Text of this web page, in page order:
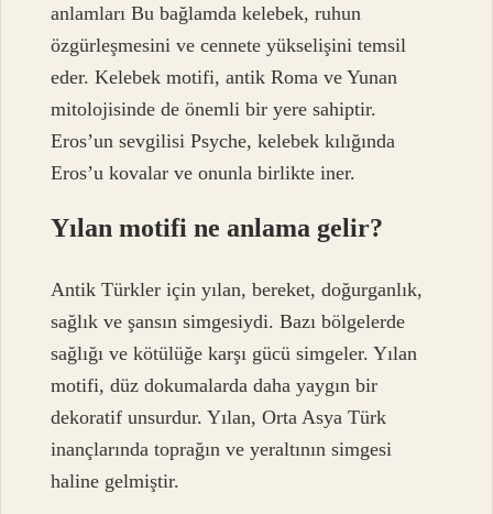
anlamları Bu bağlamda kelebek, ruhun
özgürleşmesini ve cennete yükselişini temsil
eder. Kelebek motifi, antik Roma ve Yunan
mitolojisinde de önemli bir yere sahiptir.
Eros’un sevgilisi Psyche, kelebek kılığında
Eros’u kovalar ve onunla birlikte iner.
Yılan motifi ne anlama gelir?
Antik Türkler için yılan, bereket, doğurganlık,
sağlık ve şansın simgesiydi. Bazı bölgelerde
sağlığı ve kötülüğe karşı gücü simgeler. Yılan
motifi, düz dokumalarda daha yaygın bir
dekoratif unsurdur. Yılan, Orta Asya Türk
inançlarında toprağın ve yeraltının simgesi
haline gelmiştir.